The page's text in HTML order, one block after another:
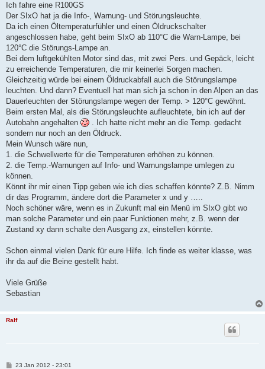
Ich fahre eine R100GS
Der SIxO hat ja die Info-, Warnung- und Störungsleuchte.
Da ich einen Öltemperaturfühler und einen Öldruckschalter
angeschlossen habe, geht beim SIxO ab 110°C die Warn-Lampe, bei
120°C die Störungs-Lampe an.
Bei dem luftgekühlten Motor sind das, mit zwei Pers. und Gepäck, leicht
zu erreichende Temperaturen, die mir keinerlei Sorgen machen.
Gleichzeitig würde bei einem Öldruckabfall auch die Störungslampe
leuchten. Und dann? Eventuell hat man sich ja schon in den Alpen an das
Dauerleuchten der Störungslampe wegen der Temp. > 120°C gewöhnt.
Beim ersten Mal, als die Störungsleuchte aufleuchtete, bin ich auf der
Autobahn angehalten
. Ich hatte nicht mehr an die Temp. gedacht
sondern nur noch an den Öldruck.
Mein Wunsch wäre nun,
1. die Schwellwerte für die Temperaturen erhöhen zu können.
2. die Temp.-Warnungen auf Info- und Warnungslampe umlegen zu
können.
Könnt ihr mir einen Tipp geben wie ich dies schaffen könnte? Z.B. Nimm
dir das Programm, ändere dort die Parameter x und y …..
Noch schöner wäre, wenn es in Zukunft mal ein Menü im SIxO gibt wo
man solche Parameter und ein paar Funktionen mehr, z.B. wenn der
Zustand xy dann schalte den Ausgang zx, einstellen könnte.
Schon einmal vielen Dank für eure Hilfe. Ich finde es weiter klasse, was
ihr da auf die Beine gestellt habt.
Viele Grüße
Sebastian
Ralf
B23 Jan 2012 - 23:01